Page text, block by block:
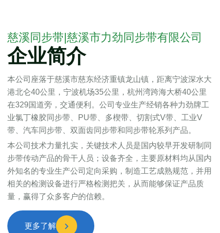
慈溪同步带|慈溪市力劲同步带有限公司
企业简介
本公司座落于慈溪市慈东经济重镇龙山镇，距离宁波深水大
港北仑40公里，宁波机场35公里，杭州湾跨海大桥40公里
在329国道旁，交通便利。公司专业生产经销各种力劲牌工
业氯丁橡胶同步带、PU带、多楔带、切割式V带、工业V
带、汽车同步带、双面齿同步带和同步带轮系列产品。
本公司技术力量扎实，关键技术人员是国内较早开发研制同
步带传动产品的骨干人员；设备齐全，主要原材料均从国内
外知名的专业生产公司定向采购，制造工艺成熟规范，并用
相关的检测设备进行严格检测把关，从而能够保证产品质
量，赢得了众多客户的信赖。
更多了解